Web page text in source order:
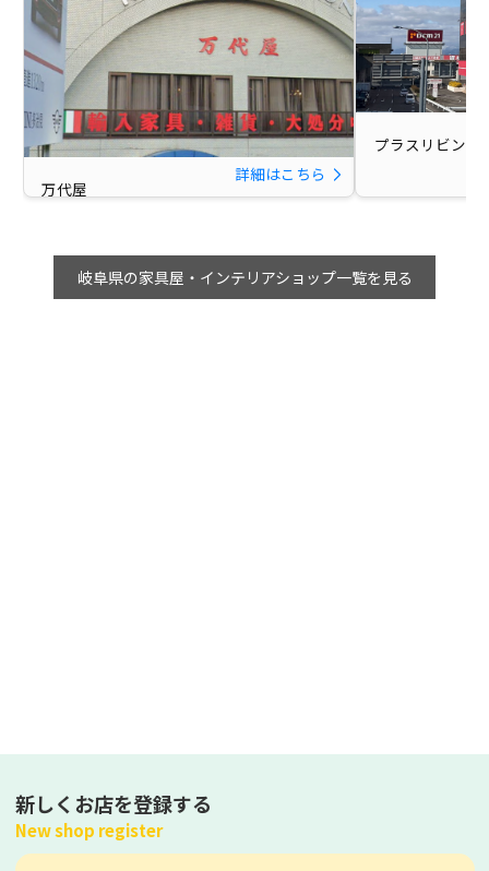
万代屋
詳細はこちら
プラスリビング
岐阜県の家具屋・インテリアショップ一覧を見る
新しくお店を登録する
New shop register